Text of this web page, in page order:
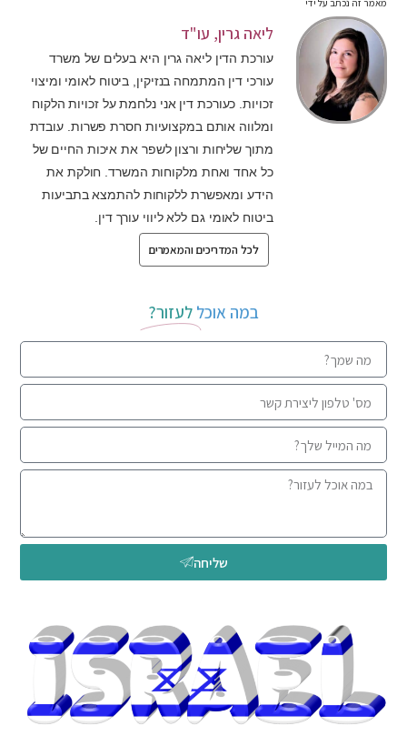
מאמר זה נכתב על ידי
ליאה גרין, עו"ד
עורכת הדין ליאה גרין היא בעלים של משרד
עורכי דין המתמחה בנזיקין, ביטוח לאומי ומיצוי
זכויות. כעורכת דין אני נלחמת על זכויות הלקוח
ומלווה אותם במקצועיות חסרת פשרות. עובדת
מתוך שליחות ורצון לשפר את איכות החיים של
כל אחד ואחת מלקוחות המשרד. חולקת את
הידע ומאפשרת ללקוחות להתמצא בתביעות
ביטוח לאומי גם ללא ליווי עורך דין.
לכל המדריכים והמאמרים
במה אוכל לעזור?
שליחה